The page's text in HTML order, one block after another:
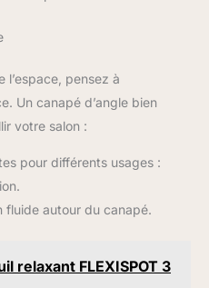
l’espace, pensez à
Un canapé d’angle bien
votre salon :
pour différents usages :
fluide autour du canapé.
relaxant FLEXISPOT 3